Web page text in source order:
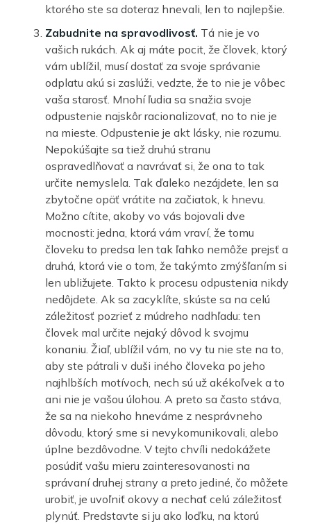
ktorého ste sa doteraz hnevali, len to najlepšie.
Zabudnite na spravodlivosť. Tá nie je vo
vašich rukách. Ak aj máte pocit, že človek, ktorý
vám ublížil, musí dostať za svoje správanie
odplatu akú si zaslúži, vedzte, že to nie je vôbec
vaša starosť. Mnohí ľudia sa snažia svoje
odpustenie najskôr racionalizovať, no to nie je
na mieste. Odpustenie je akt lásky, nie rozumu.
Nepokúšajte sa tiež druhú stranu
ospravedlňovať a navrávať si, že ona to tak
určite nemyslela. Tak ďaleko nezájdete, len sa
zbytočne opäť vrátite na začiatok, k hnevu.
Možno cítite, akoby vo vás bojovali dve
mocnosti: jedna, ktorá vám vraví, že tomu
človeku to predsa len tak ľahko nemôže prejsť a
druhá, ktorá vie o tom, že takýmto zmýšľaním si
len ubližujete. Takto k procesu odpustenia nikdy
nedôjdete. Ak sa zacyklíte, skúste sa na celú
záležitosť pozrieť z múdreho nadhľadu: ten
človek mal určite nejaký dôvod k svojmu
konaniu. Žiaľ, ublížil vám, no vy tu nie ste na to,
aby ste pátrali v duši iného človeka po jeho
najhlbších motívoch, nech sú už akékoľvek a to
ani nie je vašou úlohou. A preto sa často stáva,
že sa na niekoho hneváme z nesprávneho
dôvodu, ktorý sme si nevykomunikovali, alebo
úplne bezdôvodne. V tejto chvíli nedokážete
posúdiť vašu mieru zainteresovanosti na
správaní druhej strany a preto jediné, čo môžete
urobiť, je uvoľniť okovy a nechať celú záležitosť
plynúť. Predstavte si ju ako loďku, na ktorú